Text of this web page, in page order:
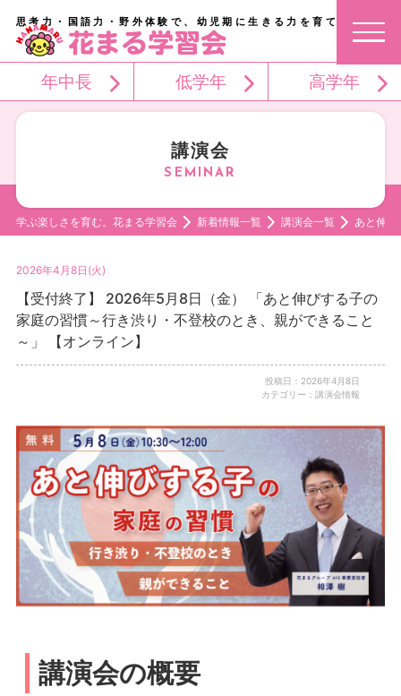
思考力・国語力・野外体験で、幼児期に生きる力を育てる。
年中長 低学年 高学年
講演会
学ぶ楽しさを育む。花まる学習会 新着情報一覧 講演会一覧 あと伸び
2026年4月8日(火)
【受付終了】 2026年5月8日（金） 「あと伸びする子の
家庭の習慣～行き渋り・不登校のとき、親ができること
～」 【オンライン】
投稿日：2026年4月8日
カテゴリー：講演会情報
講演会の概要